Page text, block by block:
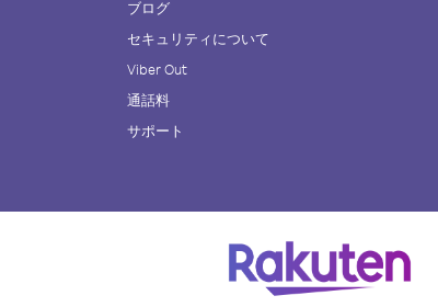
ブログ
セキュリティについて
Viber Out
通話料
サポート